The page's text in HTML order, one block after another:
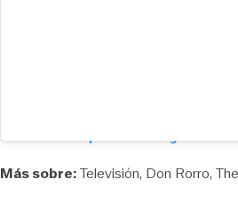
Más sobre:Televisión Don Rorro